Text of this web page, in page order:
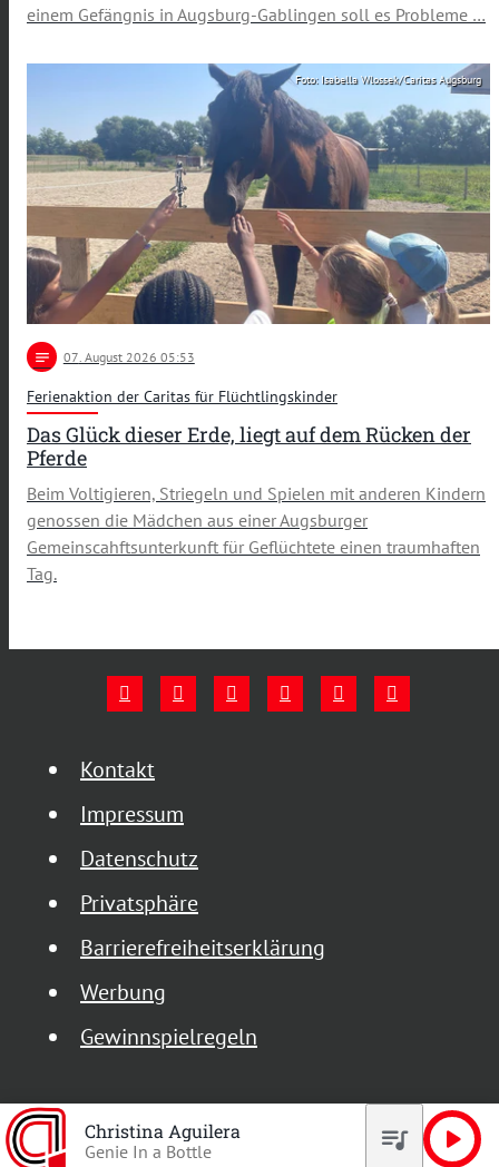
einem Gefängnis in Augsburg-Gablingen soll es Probleme …
Foto: Isabella Wlossek/Caritas Augsburg
notes 07 . August 2026 05:53
Ferienaktion der Caritas für Flüchtlingskinder
Das Glück dieser Erde, liegt auf dem Rücken der
Pferde
Beim Voltigieren, Striegeln und Spielen mit anderen Kindern
genossen die Mädchen aus einer Augsburger
Gemeinscahftsunterkunft für Geflüchtete einen traumhaften
Tag.
Kontakt
Impressum
Datenschutz
Privatsphäre
Barrierefreiheitserklärung
Werbung
Gewinnspielregeln
Christina Aguilera
Genie In a Bottle play_arrow
queue_music